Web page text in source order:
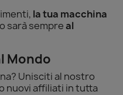
la tua macchina
sarà sempreal
Mondo
Unisciti al nostro
nuovi affiliati in tutta